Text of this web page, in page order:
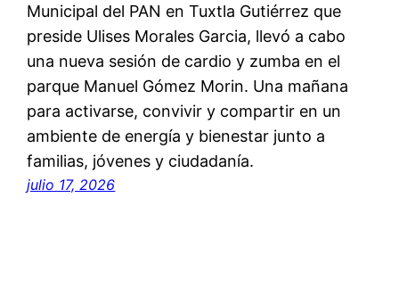
Municipal del PAN en Tuxtla Gutiérrez que
preside Ulises Morales Garcia, llevó a cabo
una nueva sesión de cardio y zumba en el
parque Manuel Gómez Morin. Una mañana
para activarse, convivir y compartir en un
ambiente de energía y bienestar junto a
familias, jóvenes y ciudadanía.
julio 17, 2026